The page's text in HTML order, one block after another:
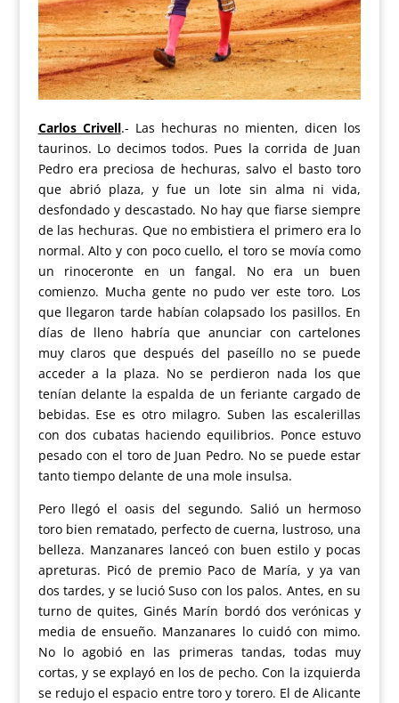
Carlos Crivell.- Las hechuras no mienten, dicen los
taurinos. Lo decimos todos. Pues la corrida de Juan
Pedro era preciosa de hechuras, salvo el basto toro
que abrió plaza, y fue un lote sin alma ni vida,
desfondado y descastado. No hay que fiarse siempre
de las hechuras. Que no embistiera el primero era lo
normal. Alto y con poco cuello, el toro se movía como
un rinoceronte en un fangal. No era un buen
comienzo. Mucha gente no pudo ver este toro. Los
que llegaron tarde habían colapsado los pasillos. En
días de lleno habría que anunciar con cartelones
muy claros que después del paseíllo no se puede
acceder a la plaza. No se perdieron nada los que
tenían delante la espalda de un feriante cargado de
bebidas. Ese es otro milagro. Suben las escalerillas
con dos cubatas haciendo equilibrios. Ponce estuvo
pesado con el toro de Juan Pedro. No se puede estar
tanto tiempo delante de una mole insulsa.
Pero llegó el oasis del segundo. Salió un hermoso
toro bien rematado, perfecto de cuerna, lustroso, una
belleza. Manzanares lanceó con buen estilo y pocas
apreturas. Picó de premio Paco de María, y ya van
dos tardes, y se lució Suso con los palos. Antes, en su
turno de quites, Ginés Marín bordó dos verónicas y
media de ensueño. Manzanares lo cuidó con mimo.
No lo agobió en las primeras tandas, todas muy
cortas, y se explayó en los de pecho. Con la izquierda
se redujo el espacio entre toro y torero. El de Alicante